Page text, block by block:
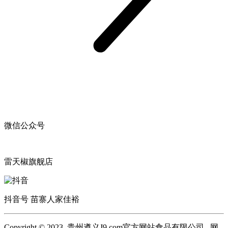
微信公众号
雷天椒旗舰店
抖音号 苗寨人家佳裕